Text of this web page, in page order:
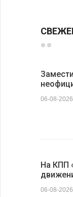
06-08-
На КПП
06-08-